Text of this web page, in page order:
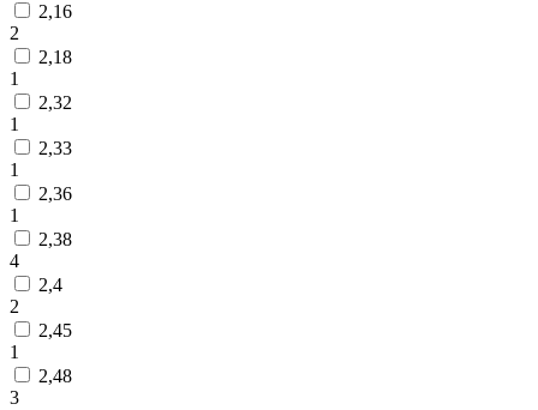
2,16
2
2,18
1
2,32
1
2,33
1
2,36
1
2,38
4
2,4
2
2,45
1
2,48
3